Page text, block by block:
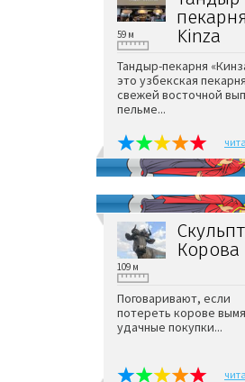
пекарня
Kinza
59 м
Тандыр-пекарня
это узбекская
свежей восточной
пельме...
Корова
109 м
Поговаривают, если
потереть корове
удачные покупки...